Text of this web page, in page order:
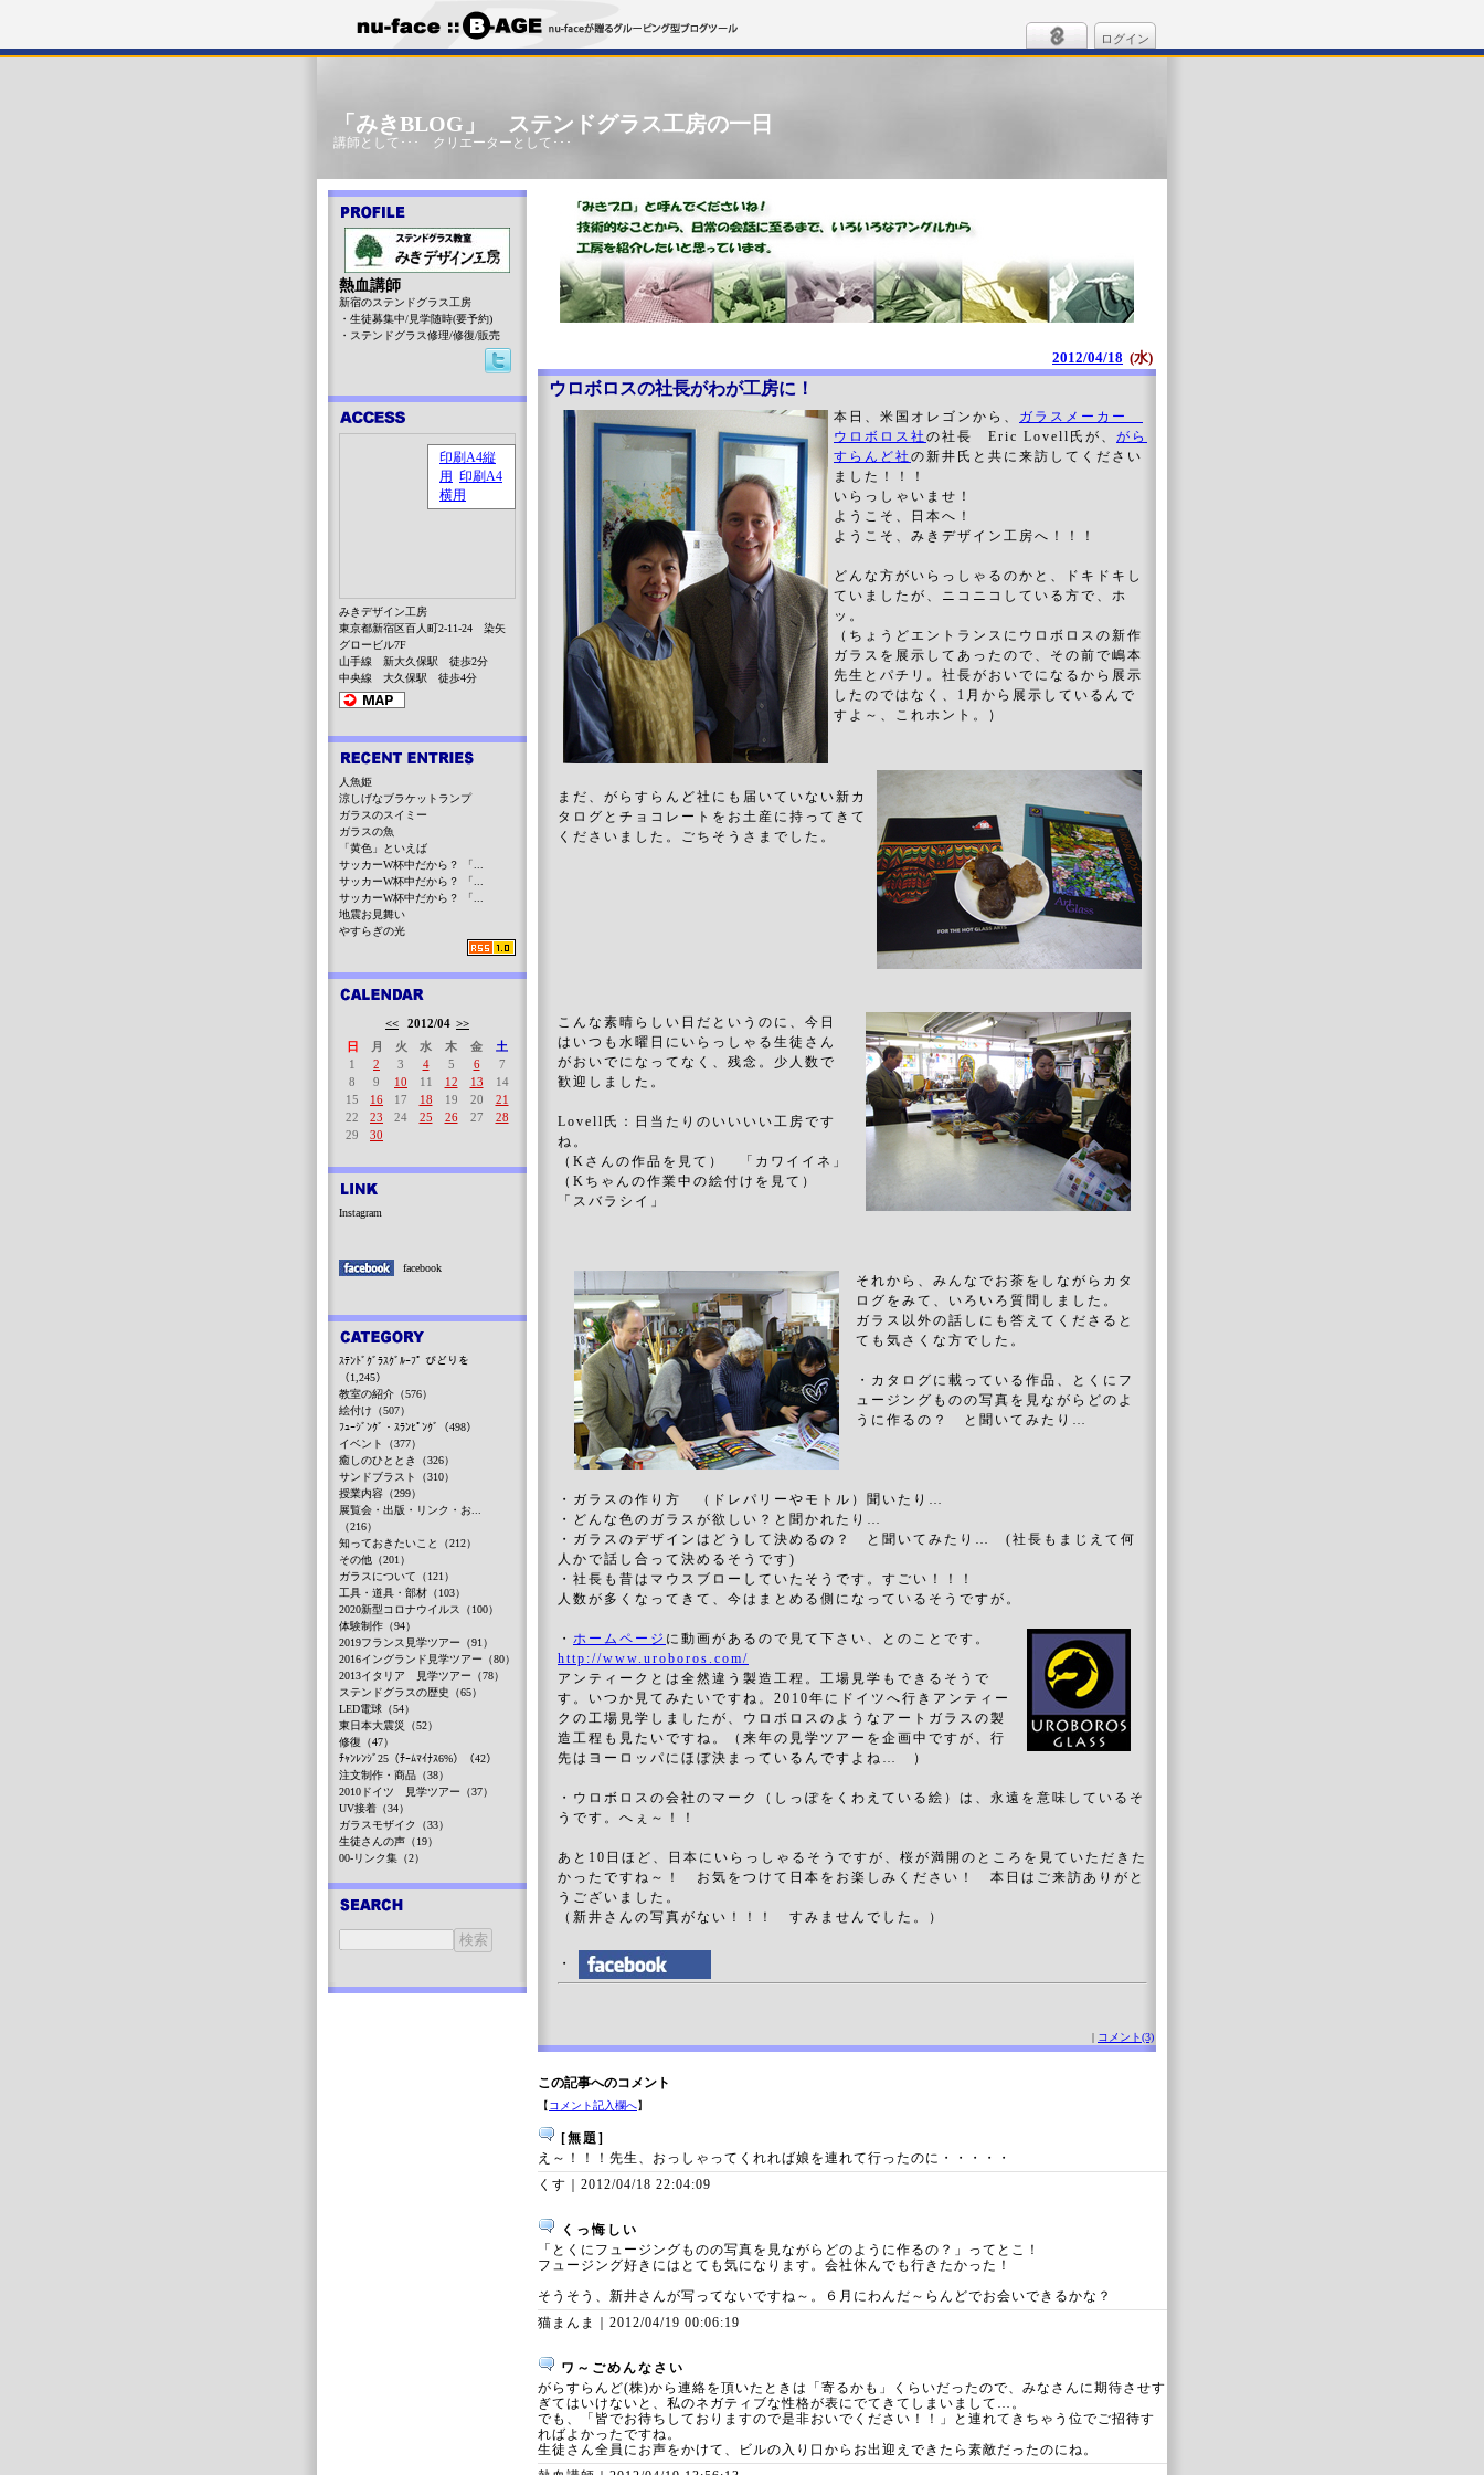
ログイン
「みきBLOG」 ステンドグラス工房の一日
講師として･･･ クリエーターとして･･･
2012/04/18 (水)
ウロボロスの社長がわが工房に！
本日、米国オレゴンから、 ガラスメーカー
ウロボロス社 の社長 Eric Lovell氏が、 がら
すらんど社 の新井氏と共に来訪してください
ました！！！
いらっしゃいませ！
ようこそ、日本へ！
ようこそ、みきデザイン工房へ！！！
どんな方がいらっしゃるのかと、ドキドキし
ていましたが、ニコニコしている方で、ホ
ッ。
（ちょうどエントランスにウロボロスの新作
ガラスを展示してあったので、その前で嶋本
先生とパチリ。社長がおいでになるから展示
したのではなく、1月から展示しているんで
すよ～、これホント。）
まだ、がらすらんど社にも届いていない新カ
タログとチョコレートをお土産に持ってきて
くださいました。ごちそうさまでした。
こんな素晴らしい日だというのに、今日
はいつも水曜日にいらっしゃる生徒さん
がおいでになってなく、残念。少人数で
歓迎しました。
Lovell氏：日当たりのいいいい工房です
ね。
（Kさんの作品を見て） 「カワイイネ」
（Kちゃんの作業中の絵付けを見て）
「スバラシイ」
それから、みんなでお茶をしながらカタ
ログをみて、いろいろ質問しました。
ガラス以外の話しにも答えてくださると
ても気さくな方でした。
・カタログに載っている作品、とくにフ
ュージングものの写真を見ながらどのよ
うに作るの？ と聞いてみたり…
・ガラスの作り方 （ドレパリーやモトル）聞いたり…
・どんな色のガラスが欲しい？と聞かれたり…
・ガラスのデザインはどうして決めるの？ と聞いてみたり… (社長もまじえて何
人かで話し合って決めるそうです)
・社長も昔はマウスブローしていたそうです。すごい！！！
人数が多くなってきて、今はまとめる側になっているそうですが。
・ ホームページ に動画があるので見て下さい、とのことです。
http://www.uroboros.com/
アンティークとは全然違う製造工程。工場見学もできるそうで
す。いつか見てみたいですね。2010年にドイツへ行きアンティー
クの工場見学しましたが、ウロボロスのようなアートガラスの製
造工程も見たいですね。（来年の見学ツアーを企画中ですが、行
先はヨーロッパにほぼ決まっているんですよね… ）
・ウロボロスの会社のマーク（しっぽをくわえている絵）は、永遠を意味しているそ
うです。へぇ～！！
あと10日ほど、日本にいらっしゃるそうですが、桜が満開のところを見ていただきた
かったですね～！ お気をつけて日本をお楽しみください！ 本日はご来訪ありがと
うございました。
（新井さんの写真がない！！！ すみませんでした。）
・
| コメント(3)
この記事へのコメント
【コメント記入欄へ】
[無題]
え～！！！先生、おっしゃってくれれば娘を連れて行ったのに・・・・・
くす｜ 2012/04/18 22:04:09
くっ悔しい
「とくにフュージングものの写真を見ながらどのように作るの？」ってとこ！
フュージング好きにはとても気になります。会社休んでも行きたかった！
そうそう、新井さんが写ってないですね～。６月にわんだ～らんどでお会いできるかな？
猫まんま｜ 2012/04/19 00:06:19
ワ～ごめんなさい
がらすらんど(株)から連絡を頂いたときは「寄るかも」くらいだったので、みなさんに期待させす
ぎてはいけないと、私のネガティブな性格が表にでてきてしまいまして…。
でも、「皆でお待ちしておりますので是非おいでください！！」と連れてきちゃう位でご招待す
ればよかったですね。
生徒さん全員にお声をかけて、ビルの入り口からお出迎えできたら素敵だったのにね。
熱血講師
新宿のステンドグラス工房
・生徒募集中/見学随時(要予約)
・ステンドグラス修理/修復/販売
みきデザイン工房
東京都新宿区百人町2-11-24 染矢
グロービル7F
山手線 新大久保駅 徒歩2分
中央線 大久保駅 徒歩4分
人魚姫
涼しげなブラケットランプ
ガラスのスイミー
ガラスの魚
「黄色」といえば
サッカーW杯中だから？ 「...
サッカーW杯中だから？ 「...
サッカーW杯中だから？ 「...
地震お見舞い
やすらぎの光
<< 2012/04 >>
日
月 火 水 木 金
土
1
2 3 4 5 6
7
8
9 10 11 12 13
14
15
16 17 18 19 20
21
22
23 24 25 26 27
28
29
30
Instagram
facebook
ｽﾃﾝﾄﾞｸﾞﾗｽｸﾞﾙｰﾌﾟ びどりを
（1,245）
教室の紹介（576）
絵付け（507）
ﾌｭｰｼﾞﾝｸﾞ・ｽﾗﾝﾋﾟﾝｸﾞ（498）
イベント（377）
癒しのひととき（326）
サンドブラスト（310）
授業内容（299）
展覧会・出版・リンク・お...
（216）
知っておきたいこと（212）
その他（201）
ガラスについて（121）
工具・道具・部材（103）
2020新型コロナウイルス（100）
体験制作（94）
2019フランス見学ツアー（91）
2016イングランド見学ツアー（80）
2013イタリア 見学ツアー（78）
ステンドグラスの歴史（65）
LED電球（54）
東日本大震災（52）
修復（47）
ﾁｬﾝﾚﾝｼﾞ25（ﾁｰﾑﾏｲﾅｽ6%）（42）
注文制作・商品（38）
2010ドイツ 見学ツアー（37）
UV接着（34）
ガラスモザイク（33）
生徒さんの声（19）
00-リンク集（2）